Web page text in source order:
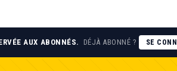
AUX ABONNÉS. DÉJÀ ABONNÉ ? SE